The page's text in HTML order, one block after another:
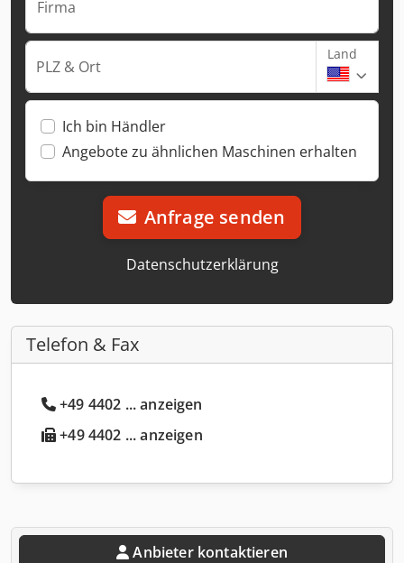
Firma
PLZ & Ort
Land
Ich bin Händler
Angebote zu ähnlichen Maschinen erhalten
Anfrage senden
Datenschutzerklärung
Telefon & Fax
+49 4402 ... anzeigen
+49 4402 ... anzeigen
Anbieter kontaktieren